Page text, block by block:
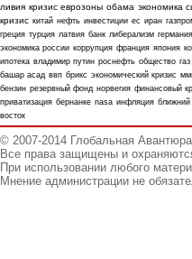
ливия кризис еврозоны обама экономика
кризис китай нефть инвестиции ес иран
греция турция латвия банк либерализм германия
экономика россии коррупция франция япония
ипотека владимир путин роснефть общество газ
башар асад ввп брикс экономический кризис
бензин резервный фонд норвегия финансовый
приватизация бернанке nasa инфляция ближний
восток
© 2007-2014 Глобальная
Все права защищены и
При использовании любого
Мнение администрации не